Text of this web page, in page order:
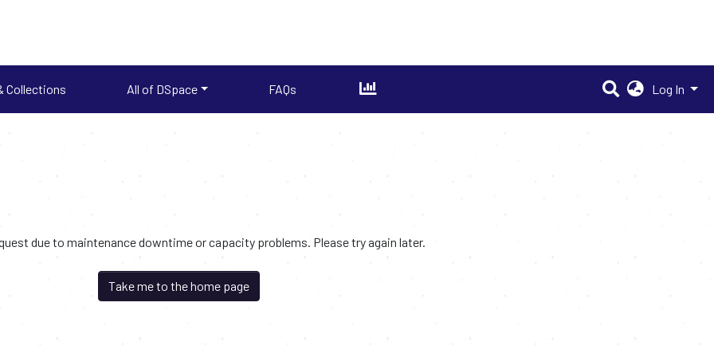
Collections All of DSpace FAQs Log In
due to maintenance downtime or capacity problems. Please try again later.
Take me to the home page